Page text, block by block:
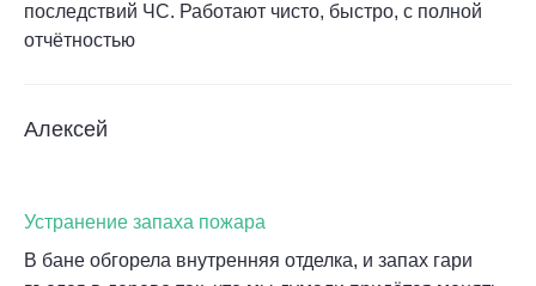
последствий ЧС. Работают чисто, быстро, с полной
отчётностью
Алексей
Устранение запаха пожара
В бане обгорела внутренняя отделка, и запах гари